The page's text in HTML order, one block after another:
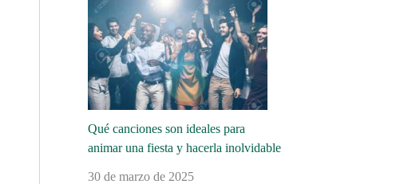
Qué canciones son ideales para
animar una fiesta y hacerla inolvidable
30 de marzo de 2025